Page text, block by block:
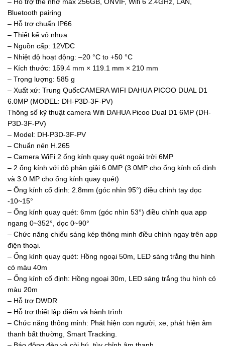
– Hỗ trợ thẻ nhớ max 256GB, ONVIF, Wifi 6 2.4GHz, LAN,
Bluetooth pairing
– Hỗ trợ chuẩn IP66
– Thiết kế vỏ nhựa
– Nguồn cấp: 12VDC
– Nhiệt độ hoạt động: –20 °C to +50 °C
– Kích thước: 159.4 mm × 119.1 mm × 210 mm
– Trọng lượng: 585 g
– Xuất xứ: Trung QuốcCAMERA WIFI DAHUA PICOO DUAL D1
6.0MP (MODEL: DH-P3D-3F-PV)
Thông số kỹ thuật camera Wifi DAHUA Picoo Dual D1 6MP (DH-
P3D-3F-PV)
– Model: DH-P3D-3F-PV
– Chuẩn nén H.265
– Camera WiFi 2 ống kính quay quét ngoài trời 6MP
– 2 ống kính với độ phân giải 6.0MP (3.0MP cho ống kính cố định
và 3.0 MP cho ống kính quay quét)
– Ống kính cố định: 2.8mm (góc nhìn 95°) điều chỉnh tay dọc
-10~15°
– Ống kính quay quét: 6mm (góc nhìn 53°) điều chỉnh qua app
ngang 0~352°, dọc 0~90°
– Chức năng chiếu sáng kép thông minh điều chỉnh ngay trên app
điện thoại.
– Ống kính quay quét: Hồng ngoại 50m, LED sáng trắng thu hình
có màu 40m
– Ống kính cố định: Hồng ngoại 30m, LED sáng trắng thu hình có
màu 20m
– Hỗ trợ DWDR
– Hỗ trợ thiết lập điểm và hành trình
– Chức năng thông minh: Phát hiện con người, xe, phát hiện âm
thanh bất thường, Smart Tracking.